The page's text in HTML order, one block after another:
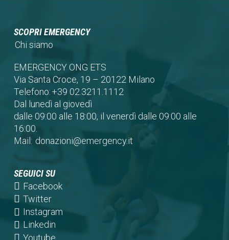
SCOPRI EMERGENCY
Chi siamo
EMERGENCY ONG ETS
Via Santa Croce, 19 – 20122 Milano
Telefono:+39 02.3211.1112
Dal lunedì al giovedì
dalle 09:00 alle 18:00, il venerdì dalle 09:00 alle
16:00.
Mail: donazioni@emergency.it
SEGUICI SU
Facebook(opens
a
Twitter(opens
in
a
new
Instagram(opens
Linkedin(opens
in
Youtube(opens